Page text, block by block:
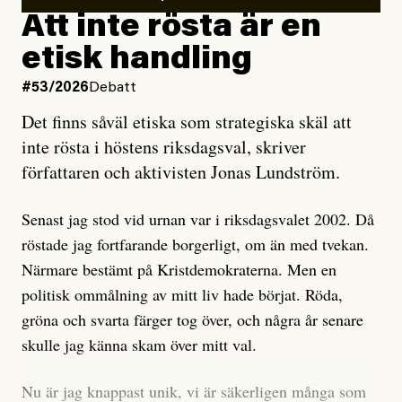
rörelsen. Eller så har en inga bevis, bara misstankar,
och då ska en efterforska diskret, just för att inte skapa
oro inom rörelsen.
Artikeln undersöker inte, som ETC påstår, ”vad som
är sant, vad som är rykten”, utan den bidrar bara till
ännu mer ryktesspridning. Det finns inte ett enda bevis
misstänkta personen är en infiltratör. Det som läsaren
får veta är att personen har ändrat sina politiska åsikter
under åren, att den har raderat tidigare innehåll på sina
sociala medier, att artikelns författare inte förstår sig
på personens ekonomi och att det tydligen finns
anonyma röster inom rörelsen som säger saker som
anses vara anledningar att titta närmare på personen,
Att inte rösta är en
etisk handling
#53/2026 Debatt
Det finns såväl etiska som strategiska skäl att
inte rösta i höstens riksdagsval, skriver
författaren och aktivisten Jonas Lundström.
Senast jag stod vid urnan var i riksdagsvalet 2002. Då
röstade jag fortfarande borgerligt, om än med tvekan.
Närmare bestämt på Kristdemokraterna. Men en
politisk ommålning av mitt liv hade börjat. Röda,
gröna och svarta färger tog över, och några år senare
skulle jag känna skam över mitt val.
Nu är jag knappast unik, vi är säkerligen många som